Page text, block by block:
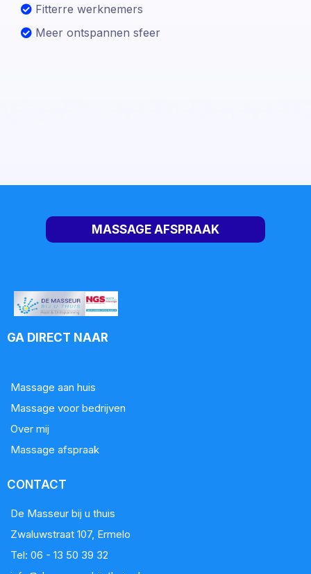
Fitterre werknemers
Meer ontspannen sfeer
MASSAGE AFSPRAAK
GA DIRECT NAAR
Massage aan huis
Massage voor bedrijven
Over mij
Massage afspraak
CONTACT
De Masseur bij u thuis
Zwaluwstraat 107, Ermelo
Tel: 06 - 13 50 39 32